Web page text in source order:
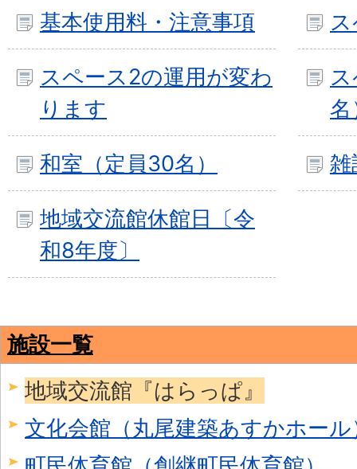
基本使用料・注意事項
スペース2の運用が変わ
ります
名
和室（定員30名） 雑
地域交流館休館日〔令
和8年度〕
施設一覧
地域交流館『はらっぱ』
文化会館（丸尾建築あすかホール